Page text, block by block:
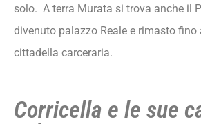
solo. A terra Murata si trova anche il
divenuto palazzo Reale e rimasto fino
cittadella carceraria.
Corricella e le sue